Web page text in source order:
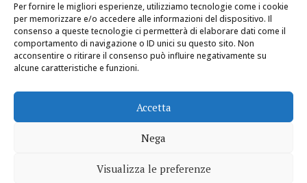
Per fornire le migliori esperienze, utilizziamo tecnologie come i cookie
per memorizzare e/o accedere alle informazioni del dispositivo. Il
consenso a queste tecnologie ci permetterà di elaborare dati come il
comportamento di navigazione o ID unici su questo sito. Non
acconsentire o ritirare il consenso può influire negativamente su
alcune caratteristiche e funzioni.
Accetta
Nega
Visualizza le preferenze